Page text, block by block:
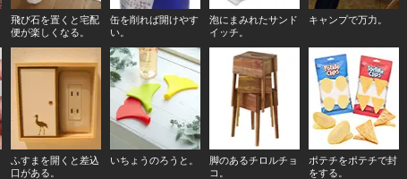
飛び石を置くと宅配
便が楽しくなる。
缶を削れば開けやす
い。
泡にまみれたサンド
イッチ。
キャンプで万力。
ふすまを開くと差込
口がある。
いちょうのろうと。
脚のあるチロルチョ
コ。
ポテチをポテチで封
をする。